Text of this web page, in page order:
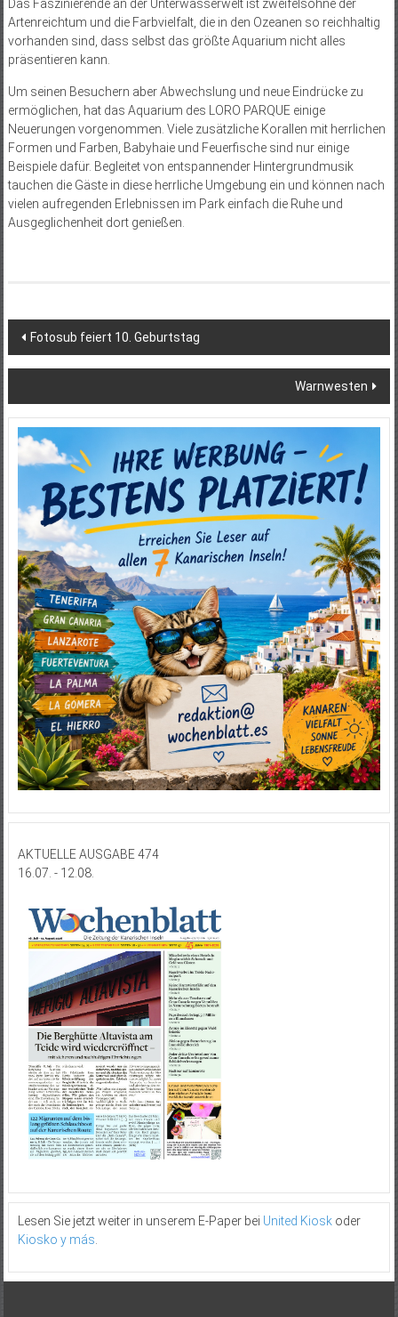
Das Faszinierende an der Unterwasserwelt ist zweifelsohne der
Artenreichtum und die Farbvielfalt, die in den Ozeanen so reichhaltig
vorhanden sind, dass selbst das größte Aquarium nicht alles
präsentieren kann.
Um seinen Besuchern aber Abwechslung und neue Eindrücke zu
ermöglichen, hat das Aquarium des LORO PARQUE einige
Neuerungen vorgenommen. Viele zusätzliche Korallen mit herrlichen
Formen und Farben, Babyhaie und Feuerfische sind nur einige
Beispiele dafür. Begleitet von entspannender Hintergrundmusik
tauchen die Gäste in diese herrliche Umgebung ein und können nach
vielen aufregenden Erlebnissen im Park einfach die Ruhe und
Ausgeglichenheit dort genießen.
Beitragsnavigation
Fotosub feiert 10. Geburtstag
Warnwesten
AKTUELLE AUSGABE 474
16.07. - 12.08.
Lesen Sie jetzt weiter in unserem E-Paper bei United Kioskoder
Kiosko y más